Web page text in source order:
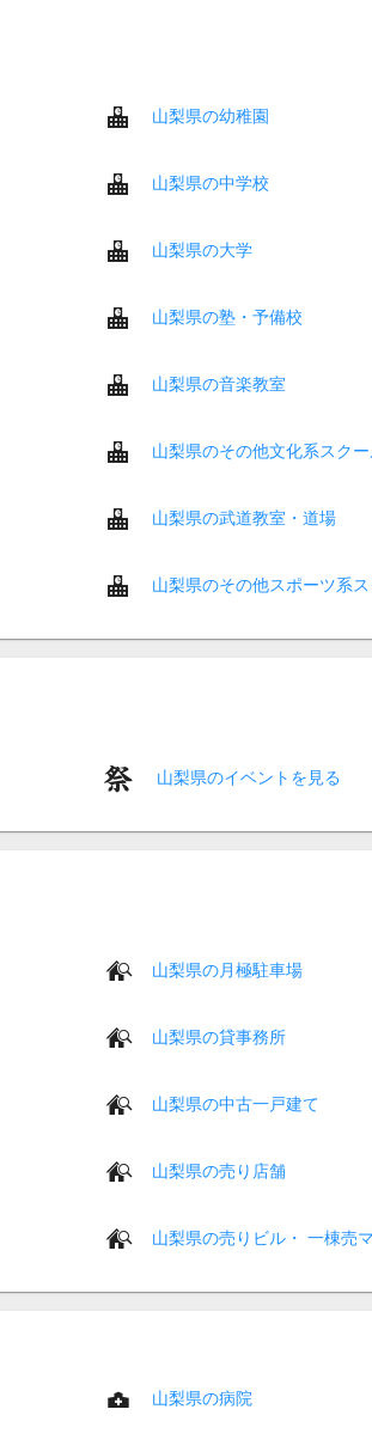
山梨県の幼稚園
山梨県の中学校
山梨県の大学
山梨県の塾・予備校
山梨県の音楽教室
山梨県のその他文化系スク
山梨県の武道教室・道場
山梨県のその他スポーツ系
山梨県のイベントを見る
山梨県の月極駐車場
山梨県の貸事務所
山梨県の中古一戸建て
山梨県の売り店舗
山梨県の売りビル・ 一棟売
山梨県の病院